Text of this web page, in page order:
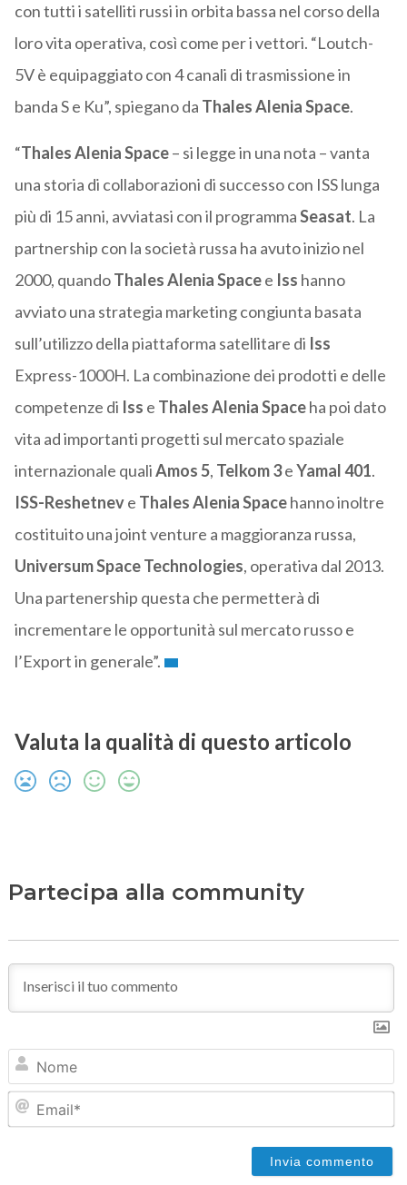
con tutti i satelliti russi in orbita bassa nel corso della
loro vita operativa, così come per i vettori. “Loutch-
5V è equipaggiato con 4 canali di trasmissione in
banda S e Ku”, spiegano da Thales Alenia Space.
“Thales Alenia Space– si legge in una nota – vanta
una storia di collaborazioni di successo con ISS lunga
più di 15 anni, avviatasi con il programmaSeasat. La
partnership con la società russa ha avuto inizio nel
2000, quandoThales Alenia Spacee Iss hanno
avviato una strategia marketing congiunta basata
sull’utilizzo della piattaforma satellitare di Iss
Express-1000H. La combinazione dei prodotti e delle
competenze di Iss e Thales Alenia Spaceha poi dato
vita ad importanti progetti sul mercato spaziale
internazionale qualiAmos 5, Telkom 3eYamal 401.
ISS-Reshetneve Thales Alenia Spacehanno inoltre
costituito una joint venture a maggioranza russa,
Universum Space Technologies, operativa dal 2013.
Una partenership questa che permetterà di
incrementare le opportunità sul mercato russo e
l’Export in generale”.
Valuta la qualità di questo articolo
Partecipa alla community